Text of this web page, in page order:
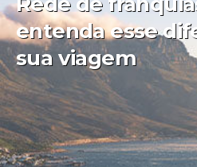
entenda esse
sua viagem